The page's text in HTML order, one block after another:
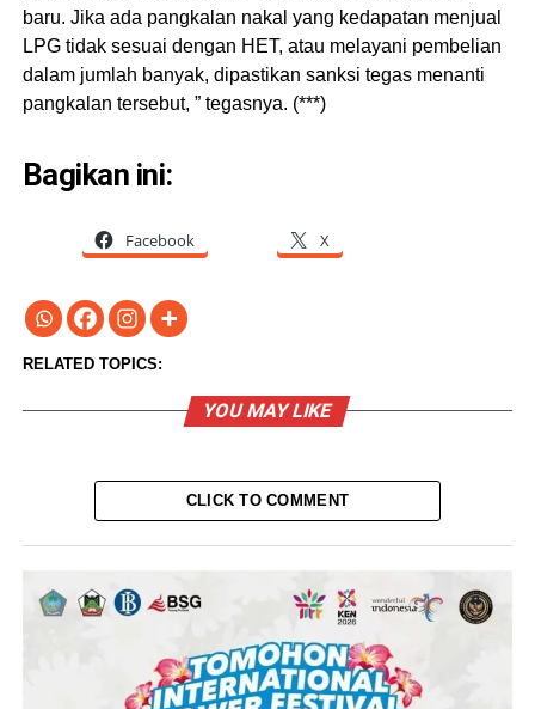
baru. Jika ada pangkalan nakal yang kedapatan menjual
LPG tidak sesuai dengan HET, atau melayani pembelian
dalam jumlah banyak, dipastikan sanksi tegas menanti
pangkalan tersebut, ” tegasnya. (***)
Bagikan ini:
Facebook X
RELATED TOPICS:
YOU MAY LIKE
CLICK TO COMMENT